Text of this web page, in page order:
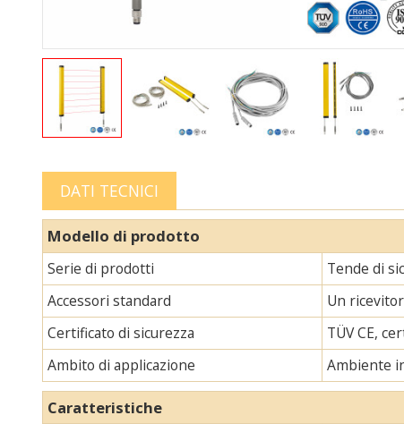
DATI TECNICI
Modello di prodotto
Serie di prodotti
Tende di
Accessori standard
Un
Certificato di sicurezza
TÜV CE,
Ambito di applicazione
Ambiente
Caratteristiche